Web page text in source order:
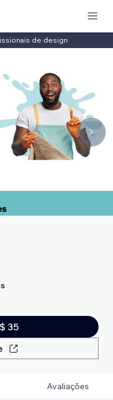
de design
35
Avaliações